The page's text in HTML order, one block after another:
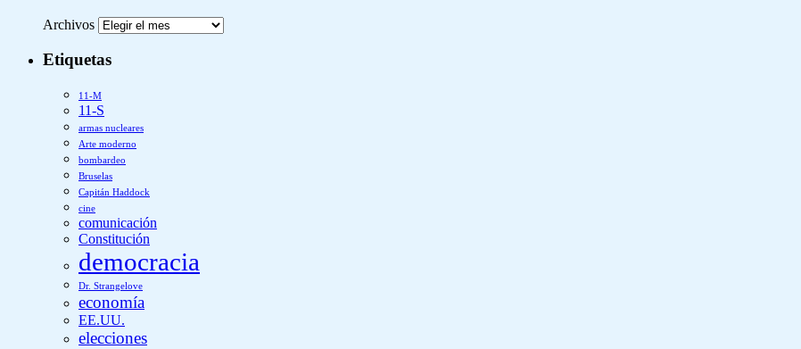
Archivos
Etiquetas
11-M
11-S
armas nucleares
Arte moderno
bombardeo
Bruselas
Capitán Haddock
cine
comunicación
Constitución
democracia
Dr. Strangelove
economía
EE.UU.
elecciones